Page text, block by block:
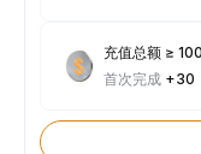
充值总额 ≥
首次完成 +30